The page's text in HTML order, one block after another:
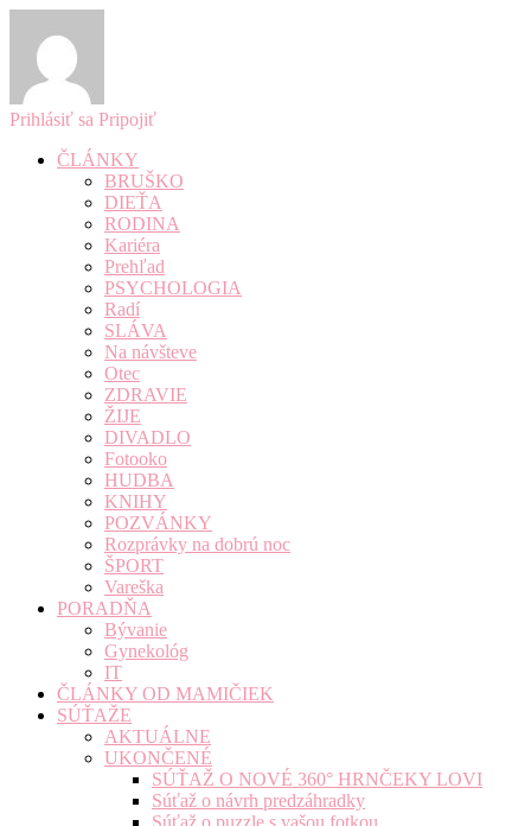
Prihlásiť sa Pripojiť
ČLÁNKY
BRUŠKO
DIEŤA
RODINA
Kariéra
Prehľad
PSYCHOLOGIA
Radí
SLÁVA
Na návšteve
Otec
ZDRAVIE
ŽIJE
DIVADLO
Fotooko
HUDBA
KNIHY
POZVÁNKY
Rozprávky na dobrú noc
ŠPORT
Vareška
PORADŇA
Bývanie
Gynekológ
IT
ČLÁNKY OD MAMIČIEK
SÚŤAŽE
AKTUÁLNE
UKONČENÉ
SÚŤAŽ O NOVÉ 360° HRNČEKY LOVI
Súťaž o návrh predzáhradky
Súťaž o puzzle s vašou fotkou